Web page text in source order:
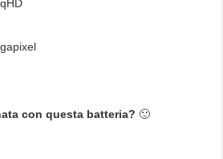
con questa batteria? 🙂